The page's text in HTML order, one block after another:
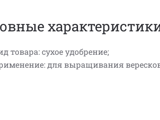
товара: сухое удобрение;
для выращивания